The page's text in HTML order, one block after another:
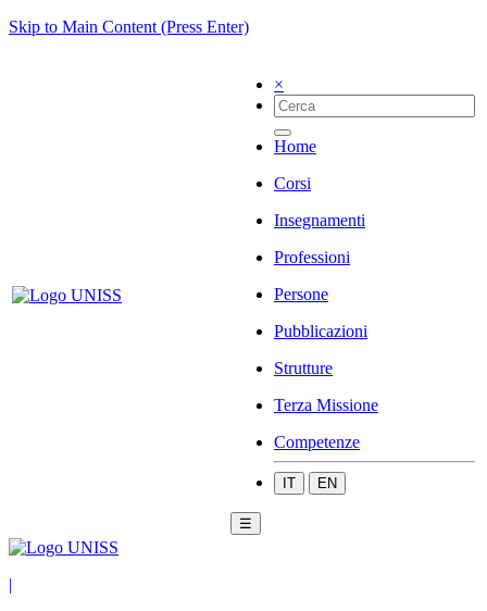
Skip to Main Content (Press Enter)
×
Home
Corsi
Insegnamenti
Professioni
Persone
Pubblicazioni
Strutture
Terza Missione
Competenze
IT EN
☰
|